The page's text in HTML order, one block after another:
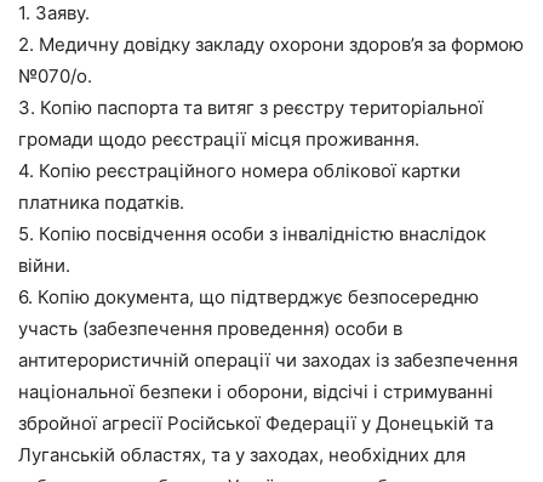
1. Заяву.
2. Медичну довідку закладу охорони здоров’я за формою
№070/о.
3. Копію паспорта та витяг з реєстру територіальної
громади щодо реєстрації місця проживання.
4. Копію реєстраційного номера облікової картки
платника податків.
5. Копію посвідчення особи з інвалідністю внаслідок
війни.
6. Копію документа, що підтверджує безпосередню
участь (забезпечення проведення) особи в
антитерористичній операції чи заходах із забезпечення
національної безпеки і оборони, відсічі і стримуванні
збройної агресії Російської Федерації у Донецькій та
Луганській областях, та у заходах, необхідних для